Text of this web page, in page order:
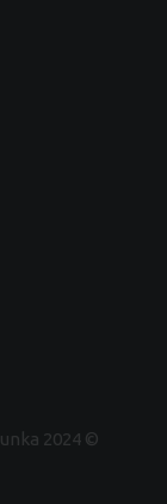
2024 ©